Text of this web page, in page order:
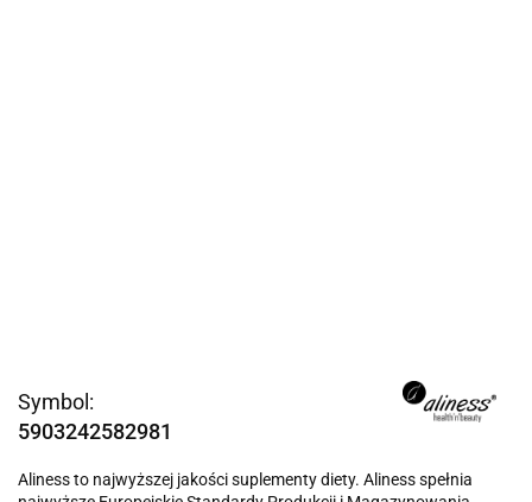
Symbol:
5903242582981
Aliness to najwyższej jakości suplementy diety. Aliness spełnia